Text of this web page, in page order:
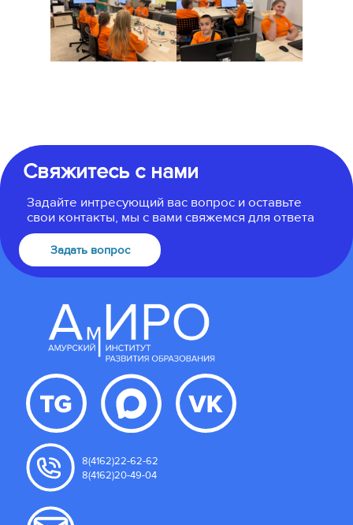
Свяжитесь с нами
Задайте интресующий вас вопрос и оставьте
свои контакты, мы с вами свяжемся для ответа
Задать вопрос
8(4162)22-62-62
8(4162)20-49-04